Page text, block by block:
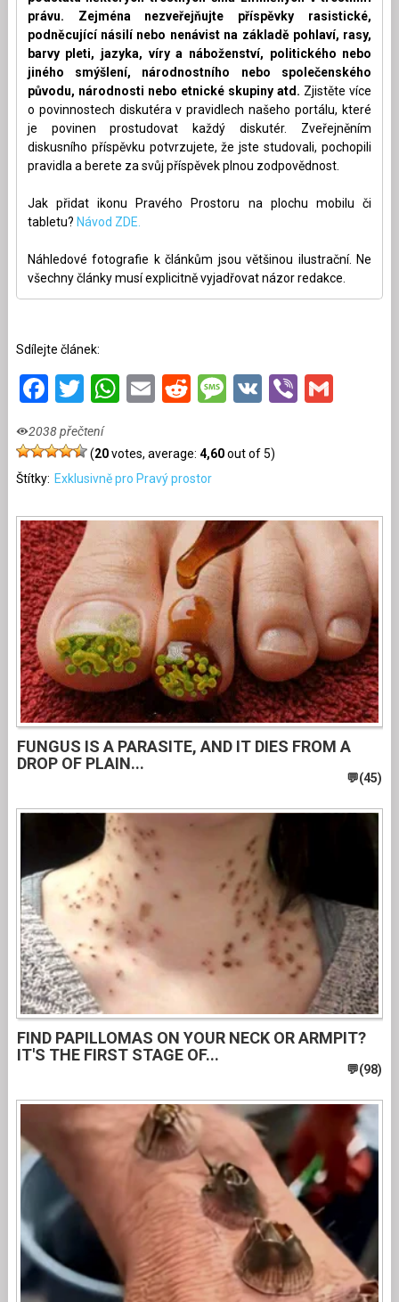
právu. Zejména nezveřejňujte příspěvky rasistické,
podněcující násilí nebo nenávist na základě pohlaví, rasy,
barvy pleti, jazyka, víry a náboženství, politického nebo
jiného smýšlení, národnostního nebo společenského
původu, národnosti nebo etnické skupiny atd. Zjistěte více
o povinnostech diskutéra v pravidlech našeho portálu, které
je povinen prostudovat každý diskutér. Zveřejněním
diskusního příspěvku potvrzujete, že jste studovali, pochopili
pravidla a berete za svůj příspěvek plnou zodpovědnost.
Jak přidat ikonu Pravého Prostoru na plochu mobilu či
tabletu? Návod ZDE.
Náhledové fotografie k článkům jsou většinou ilustrační. Ne
všechny články musí explicitně vyjadřovat názor redakce.
Sdílejte článek:
Facebook
Twitter
WhatsApp
EmailRedditMessage
VKViber
2038 přečtení
(20votes, average: 4,60out of 5)
Štítky: Exklusivně pro Pravý prostor
FUNGUS IS A PARASITE, AND IT DIES FROM A
DROP OF PLAIN...
FIND PAPILLOMAS ON YOUR NECK OR ARMPIT?
IT'S THE FIRST STAGE OF...